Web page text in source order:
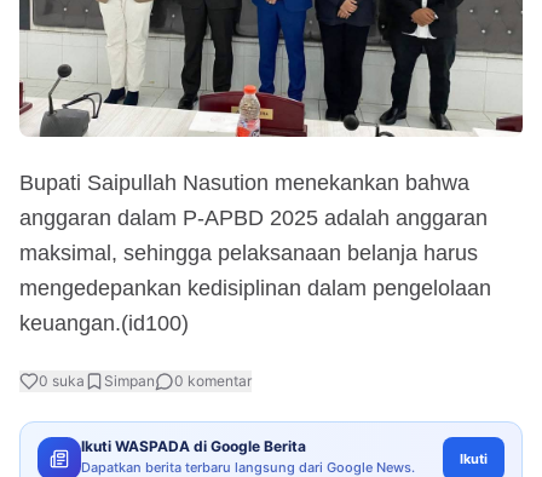
Bupati Saipullah Nasution menekankan bahwa
anggaran dalam P-APBD 2025 adalah anggaran
maksimal, sehingga pelaksanaan belanja harus
mengedepankan kedisiplinan dalam pengelolaan
keuangan.(id100)
0 suka Simpan 0 komentar
Ikuti WASPADA di Google Berita
Dapatkan berita terbaru langsung dari Google News. Ikuti